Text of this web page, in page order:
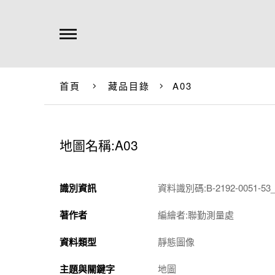
首頁 藏品目錄 A03
地圖名稱:A03
識別資訊 資料識別碼:B-2192-0051-
著作者 編繪者:聯勤測量處
資料類型 靜態圖像
主題與關鍵字 地圖